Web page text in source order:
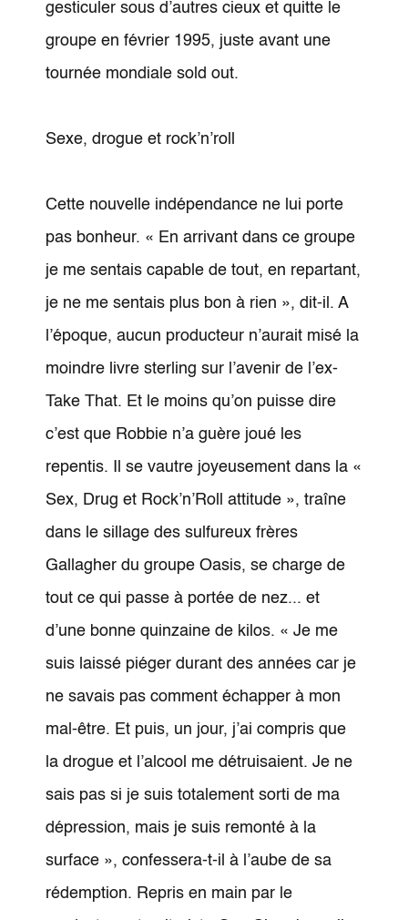
gesticuler sous d’autres cieux et quitte le
groupe en février 1995, juste avant une
tournée mondiale sold out.
Sexe, drogue et rock’n’roll
Cette nouvelle indépendance ne lui porte
pas bonheur. « En arrivant dans ce groupe
je me sentais capable de tout, en repartant,
je ne me sentais plus bon à rien », dit-il. A
l’époque, aucun producteur n’aurait misé la
moindre livre sterling sur l’avenir de l’ex-
Take That. Et le moins qu’on puisse dire
c’est que Robbie n’a guère joué les
repentis. Il se vautre joyeusement dans la «
Sex, Drug et Rock’n’Roll attitude », traîne
dans le sillage des sulfureux frères
Gallagher du groupe Oasis, se charge de
tout ce qui passe à portée de nez... et
d’une bonne quinzaine de kilos. « Je me
suis laissé piéger durant des années car je
ne savais pas comment échapper à mon
mal-être. Et puis, un jour, j’ai compris que
la drogue et l’alcool me détruisaient. Je ne
sais pas si je suis totalement sorti de ma
dépression, mais je suis remonté à la
surface », confessera-t-il à l’aube de sa
rédemption. Repris en main par le